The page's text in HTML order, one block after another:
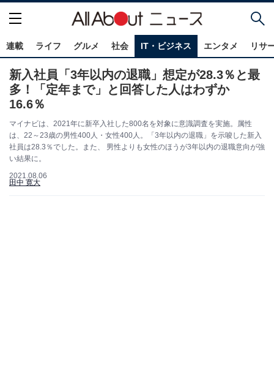
連載 ライフ グルメ 社会 IT・ビジネス エンタメ リサ
新入社員「3年以内の退職」想定が28.3％と最
多！「定年まで」と回答した人はわずか
16.6％
マイナビは、2021年に新卒入社した800名を対象に意識調査を実施。属性
は、22～23歳の男性400人・女性400人。「3年以内の退職」を示唆した新入
社員は28.3％でした。また、 男性よりも女性のほうが3年以内の退職意向が強
い結果に。
2021.08.06
田中 寛大